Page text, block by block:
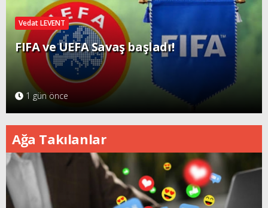
Vedat LEVENT
FIFA ve UEFA Savaş başladı!
1 gün önce
Ağa Takılanlar